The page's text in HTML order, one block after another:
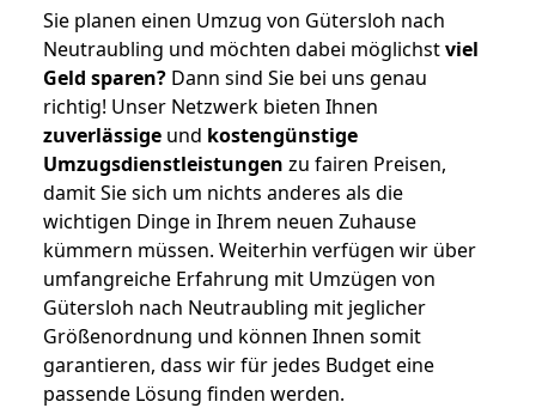
Sie planen einen Umzug von Gütersloh nach
Neutraubling und möchten dabei möglichstviel
Geld sparen? Dann sind Sie bei uns genau
richtig! Unser Netzwerk bieten Ihnen
zuverlässige und kostengünstige
Umzugsdienstleistungen zu fairen Preisen,
damit Sie sich um nichts anderes als die
wichtigen Dinge in Ihrem neuen Zuhause
kümmern müssen. Weiterhin verfügen wir über
umfangreiche Erfahrung mit Umzügen von
Gütersloh nach Neutraubling mit jeglicher
Größenordnung und können Ihnen somit
garantieren, dass wir für jedes Budget eine
passende Lösung finden werden.